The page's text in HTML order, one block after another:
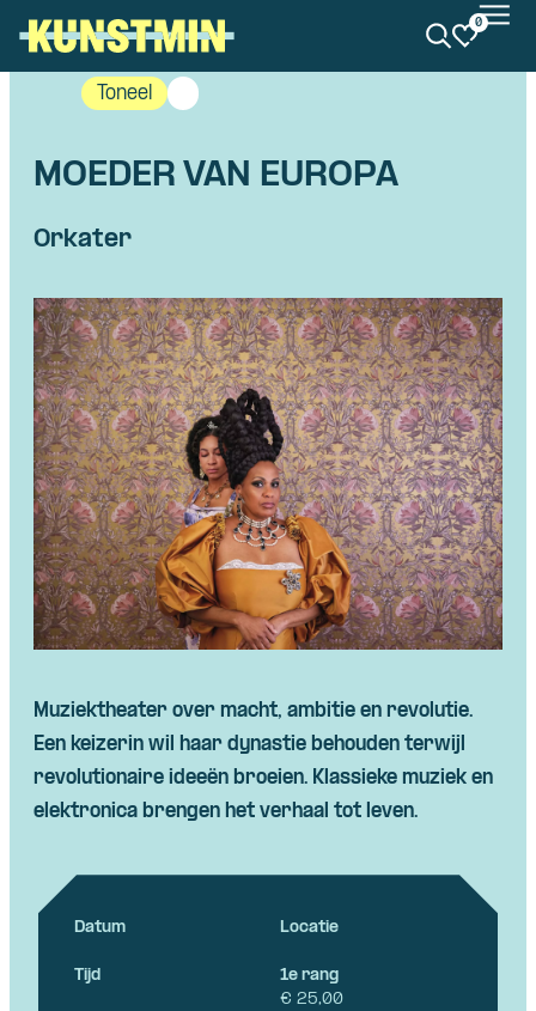
0
Toneel
MOEDER VAN EUROPA
Orkater
Muziektheater over macht, ambitie en revolutie.
Een keizerin wil haar dynastie behouden terwijl
revolutionaire ideeën broeien. Klassieke muziek en
elektronica brengen het verhaal tot leven.
Datum Locatie
Tijd
1e rang
€ 25,00